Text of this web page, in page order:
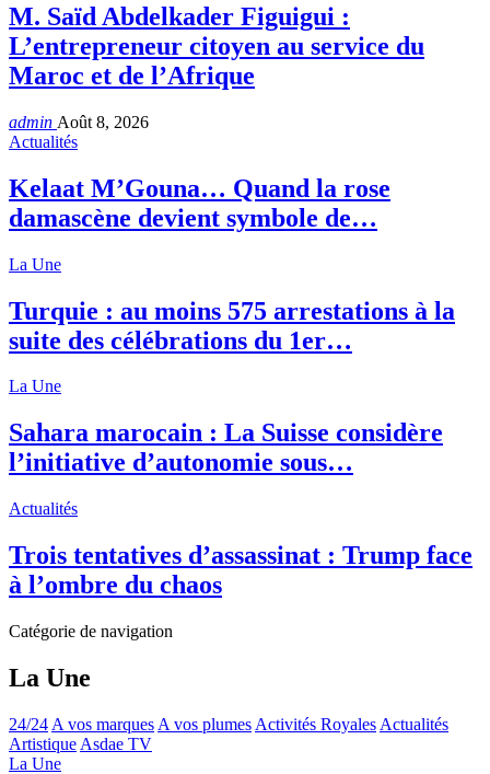
M. Saïd Abdelkader Figuigui :
L’entrepreneur citoyen au service du
Maroc et de l’Afrique
admin Août 8, 2026
Actualités
Kelaat M’Gouna… Quand la rose
damascène devient symbole de…
La Une
Turquie : au moins 575 arrestations à la
suite des célébrations du 1er…
La Une
Sahara marocain : La Suisse considère
l’initiative d’autonomie sous…
Actualités
Trois tentatives d’assassinat : Trump face
à l’ombre du chaos
Catégorie de navigation
La Une
24/24 A vos marques A vos plumes Activités Royales Actualités
Artistique Asdae TV
La Une